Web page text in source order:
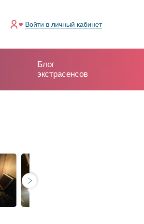
Войти в личный кабинет
Блог
экстрасенсов